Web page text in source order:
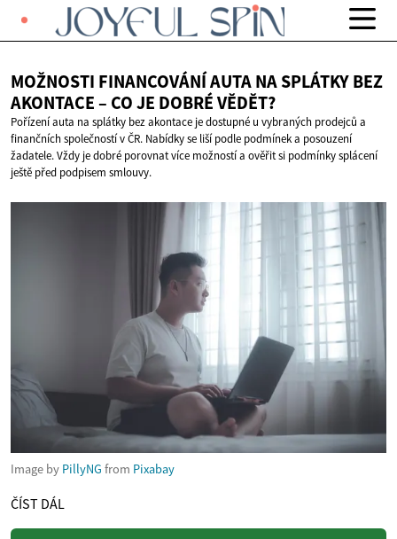
MOŽNOSTI FINANCOVÁNÍ AUTA NA SPLÁTKY BEZ
AKONTACE – CO JE DOBRÉ VĚDĚT?
Pořízení auta na splátky bez akontace je dostupné u vybraných prodejců a
finančních společností v ČR. Nabídky se liší podle podmínek a posouzení
žadatele. Vždy je dobré porovnat více možností a ověřit si podmínky splácení
ještě před podpisem smlouvy.
Image by PillyNG from Pixabay
ČÍST DÁL